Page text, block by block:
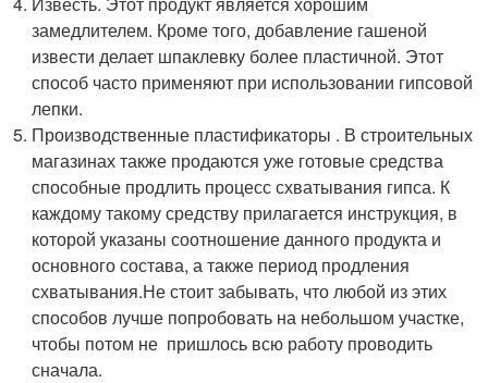
замедлителем. Кроме того, добавление гашеной
извести делает шпаклевку более пластичной. Этот
способ часто применяют при использовании гипсовой
лепки.
Производственные пластификаторы . В строительных
магазинах также продаются уже готовые средства
способные продлить процесс схватывания гипса. К
каждому такому средству прилагается инструкция, в
которой указаны соотношение данного продукта и
основного состава, а также период продления
схватывания.Не стоит забывать, что любой из этих
способов лучше попробовать на небольшом участке,
чтобы потом не пришлось всю работу проводить
сначала.